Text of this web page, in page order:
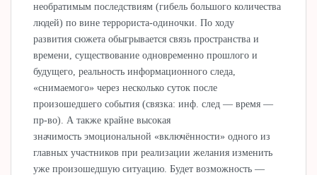
необратимым последствиям (гибель большого количества
людей) по вине террориста-одиночки. По ходу
развития сюжета обыгрывается связь пространства и
времени, существование одновременно прошлого и
будущего, реальность информационного следа,
«снимаемого» через несколько суток после
произошедшего события (связка: инф. след — время —
пр-во). А также крайне высокая
значимость эмоциональной «включённости» одного из
главных участников при реализации желания изменить
уже произошедшую ситуацию. Будет возможность —